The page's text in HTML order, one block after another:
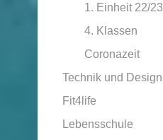
1. Einheit 22/23
4. Klassen
Coronazeit
Technik und Design
Fit4life
Lebensschule